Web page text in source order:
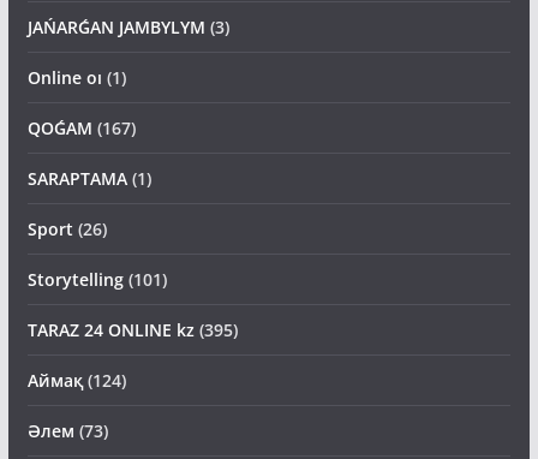
JAŃARǴAN JAMBYLYM (3)
Online oı (1)
QOǴAM (167)
SARAPTAMA(1)
Sport (26)
Storytelling(101)
TARAZ 24 ONLINE kz(395)
Аймақ(124)
Әлем (73)